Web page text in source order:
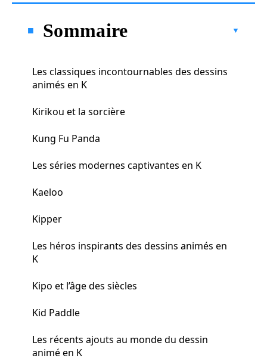
Sommaire
Les classiques incontournables des dessins
animés en K
Kirikou et la sorcière
Kung Fu Panda
Les séries modernes captivantes en K
Kaeloo
Kipper
Les héros inspirants des dessins animés en
K
Kipo et l’âge des siècles
Kid Paddle
Les récents ajouts au monde du dessin
animé en K